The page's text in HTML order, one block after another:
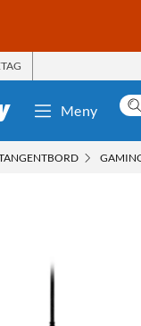
Meny